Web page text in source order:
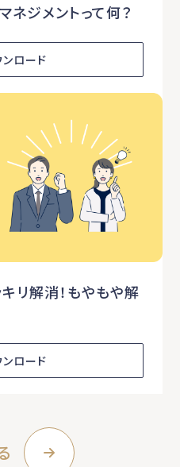
ネジメントって何？
ロード
リ解消！もやもや解
ロード